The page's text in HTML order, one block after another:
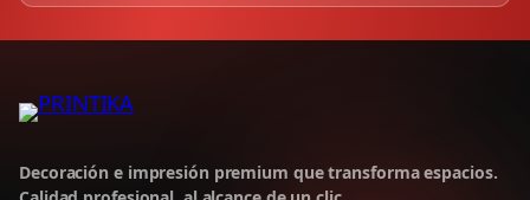
Decoración e impresión premium que transforma espacios.